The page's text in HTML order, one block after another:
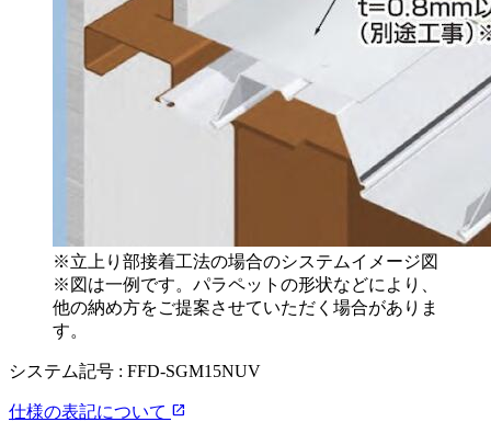
※立上り部接着工法の場合のシステムイメージ図
※図は一例です。パラペットの形状などにより、
他の納め方をご提案させていただく場合がありま
す。
システム記号 : FFD-SGM15NUV
仕様の表記について open_in_new